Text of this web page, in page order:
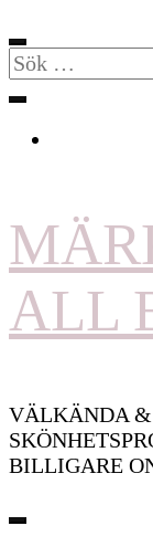
Sök
efter:
ALL
VÄLKÄNDA &
BILLIGARE